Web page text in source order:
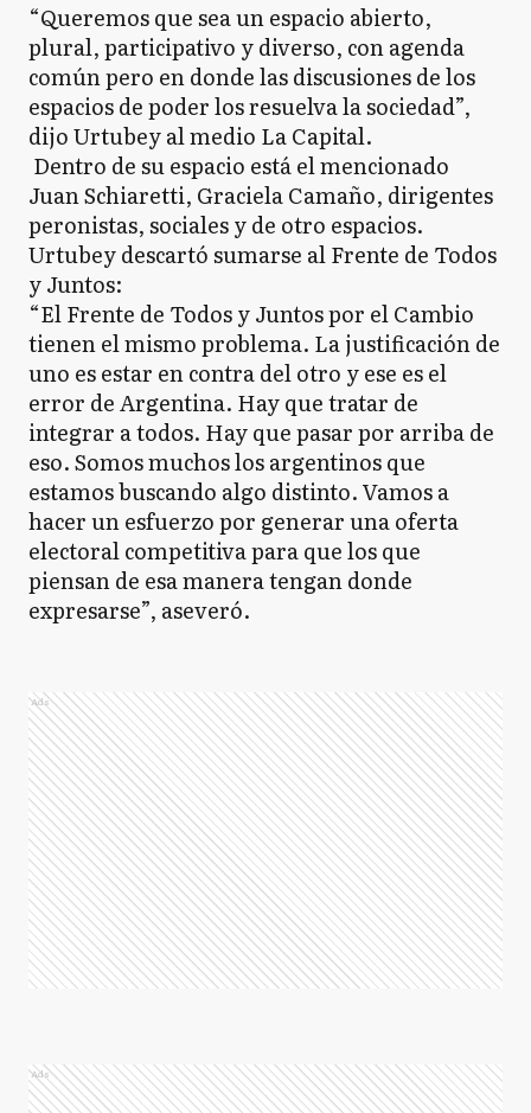
“Queremos que sea un espacio abierto,
plural, participativo y diverso, con agenda
común pero en donde las discusiones de los
espacios de poder los resuelva la sociedad”,
dijo Urtubey al medio La Capital.
Dentro de su espacio está el mencionado
Juan Schiaretti, Graciela Camaño, dirigentes
peronistas, sociales y de otro espacios.
Urtubey descartó sumarse al Frente de Todos
y Juntos:
“El Frente de Todos y Juntos por el Cambio
tienen el mismo problema. La justificación de
uno es estar en contra del otro y ese es el
error de Argentina. Hay que tratar de
integrar a todos. Hay que pasar por arriba de
eso. Somos muchos los argentinos que
estamos buscando algo distinto. Vamos a
hacer un esfuerzo por generar una oferta
electoral competitiva para que los que
piensan de esa manera tengan donde
expresarse”, aseveró.
Ads
Ads